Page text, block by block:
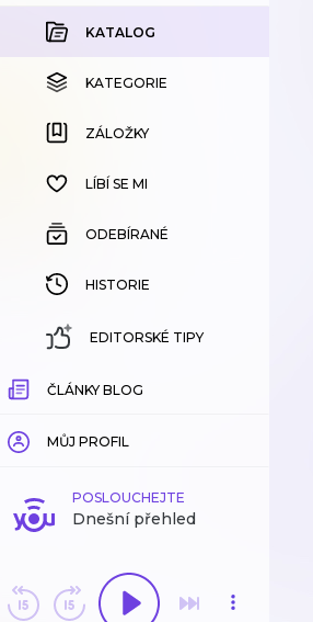
KOUPENÉ
KATEGORIE
ZÁLOŽKY
HISTORIE
KATALOG
KATEGORIE
ZÁLOŽKY
LÍBÍ SE MI
ODEBÍRANÉ
HISTORIE
EDITORSKÉ TIPY
ČLÁNKY BLOG
MŮJ PROFIL
POSLOUCHEJTE
Dnešní přehled